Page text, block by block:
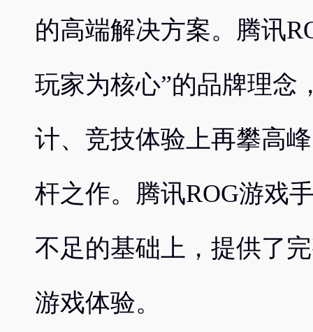
的高端解决方案。腾讯
玩家为核心”的品牌理念
计、竞技体验上再攀高
杆之作。腾讯ROG游戏
不足的基础上，提供了
游戏体验。